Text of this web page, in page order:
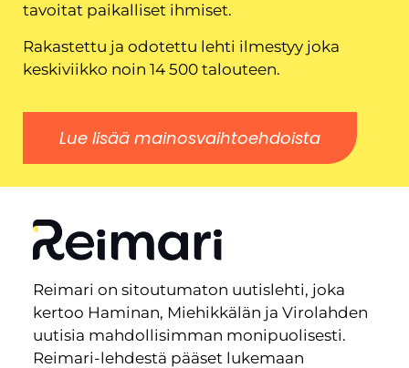
tavoitat paikalliset ihmiset.
Rakastettu ja odotettu lehti ilmestyy joka
keskiviikko noin 14 500 talouteen.
Lue lisää mainosvaihtoehdoista
Reimari on sitoutumaton uutislehti, joka
kertoo Haminan, Miehikkälän ja Virolahden
uutisia mahdollisimman monipuolisesti.
Reimari-lehdestä pääset lukemaan